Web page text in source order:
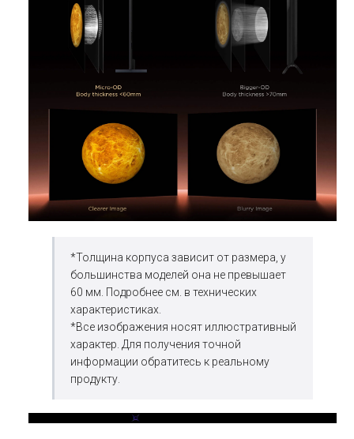
*Толщина корпуса зависит от размера, у
большинства моделей она не превышает
60 мм. Подробнее см. в технических
характеристиках.
*Все изображения носят иллюстративный
характер. Для получения точной
информации обратитесь к реальному
продукту.